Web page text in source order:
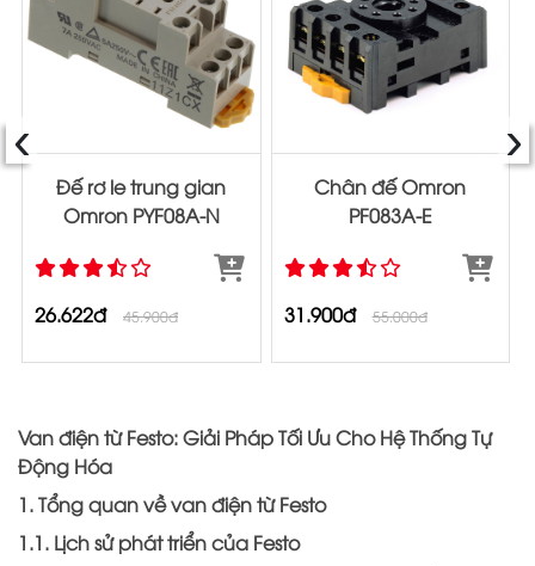
Đế rơ le trung gian
Omron PYF08A‐N
26.622đ 45.900đ
Chân đế Omron
PF083A-E
31.900đ 55.000đ
‹ ›
Van điện từ Festo: Giải Pháp Tối Ưu Cho Hệ Thống Tự
Động Hóa
1. Tổng quan về van điện từ Festo
1.1. Lịch sử phát triển của Festo